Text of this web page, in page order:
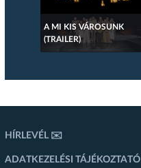
A MI KIS VÁROSUNK
(TRAILER)
HÍRLEVÉL ✉️
ADATKEZELÉSI TÁJÉKOZTATÓ